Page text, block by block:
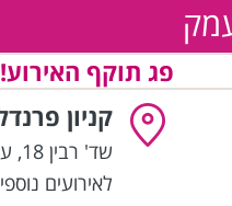
פג תוקף
קניון
שד' רבין 18 ,
לאירועים